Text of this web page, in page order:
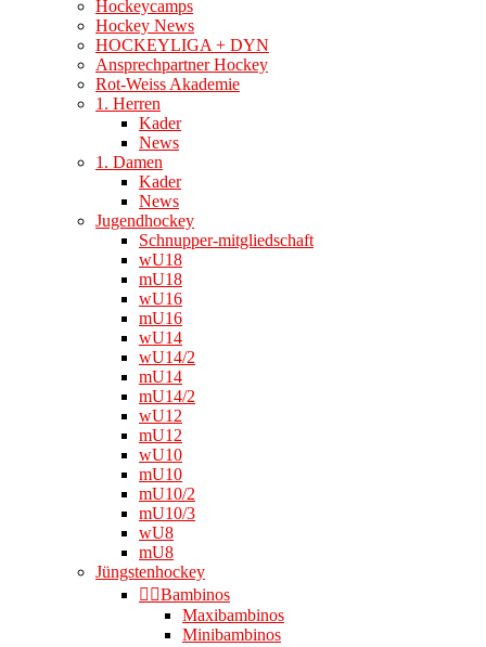
Hockeycamps
Hockey News
HOCKEYLIGA + DYN
Ansprechpartner Hockey
Rot-Weiss Akademie
1. Herren
Kader
News
1. Damen
Kader
News
Jugendhockey
Schnupper-mitgliedschaft
wU18
mU18
wU16
mU16
wU14
wU14/2
mU14
mU14/2
wU12
mU12
wU10
mU10
mU10/2
mU10/3
wU8
mU8
Jüngstenhockey
👉🏻Bambinos
Maxibambinos
Minibambinos